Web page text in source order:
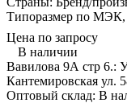
Типоразмер по
Цена по запросу
В наличии
Вавилова 9А стр 6.:
Кантемировская ул.
Оптовый склад: В